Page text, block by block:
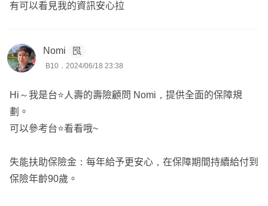
有可以看見我的資訊安心拉
Nomi
B10．2024/06/18 23:38
Hi～我是台⭐️人壽的壽險顧問 Nomi，提供全面的保障規
劃。
可以參考台⭐️看看哦~
失能扶助保險金：每年給予更安心，在保障期間持續給付到
保險年齡90歲。